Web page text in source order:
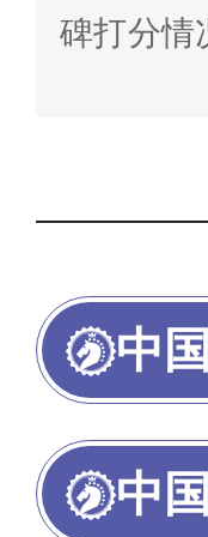
碑打分情
搜索去
考数据截
中
中